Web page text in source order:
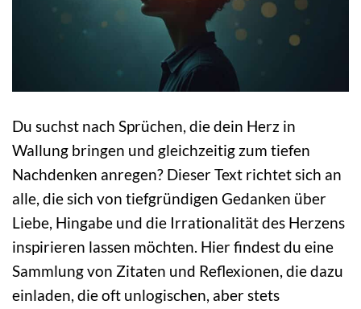
Du suchst nach Sprüchen, die dein Herz in
Wallung bringen und gleichzeitig zum tiefen
Nachdenken anregen? Dieser Text richtet sich an
alle, die sich von tiefgründigen Gedanken über
Liebe, Hingabe und die Irrationalität des Herzens
inspirieren lassen möchten. Hier findest du eine
Sammlung von Zitaten und Reflexionen, die dazu
einladen, die oft unlogischen, aber stets